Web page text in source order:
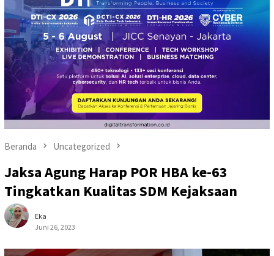
Beranda Uncategorized
Jaksa Agung Harap POR HBA ke-63
Tingkatkan Kualitas SDM Kejaksaan
Eka
Juni 26, 2023